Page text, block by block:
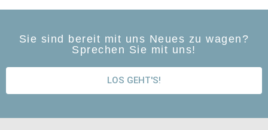
Sie sind bereit mit uns Neues zu wagen?
Sprechen Sie mit uns!
LOS GEHT'S!